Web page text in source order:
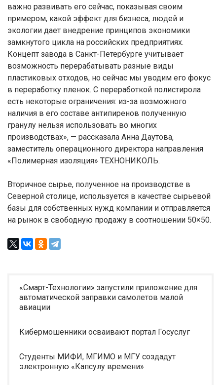
важно развивать его сейчас, показывая своим
примером, какой эффект для бизнеса, людей и
экологии дает внедрение принципов экономики
замкнутого цикла на российских предприятиях.
Концепт завода в Санкт-Петербурге учитывает
возможность перерабатывать разные виды
пластиковых отходов, но сейчас мы уводим его фокус
в переработку пленок. С переработкой полистирола
есть некоторые ограничения: из-за возможного
наличия в его составе антипиренов полученную
гранулу нельзя использовать во многих
производствах», — рассказала Анна Даутова,
заместитель операционного директора направления
«Полимерная изоляция» ТЕХНОНИКОЛЬ.
Вторичное сырье, полученное на производстве в
Северной столице, используется в качестве сырьевой
базы для собственных нужд компании и отправляется
на рынок в свободную продажу в соотношении 50×50.
«Смарт-Технологии» запустили приложение для
автоматической заправки самолетов малой
авиации
Кибермошенники осваивают портал Госуслуг
Студенты МИФИ, МГИМО и МГУ создадут
электронную «Капсулу времени»